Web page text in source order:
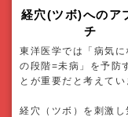
経穴(ツボ)へのア
チ
東洋医学では「病気に
の段階=未病」を予防
とが重要だと考えてい
経穴（ツボ）を刺激し